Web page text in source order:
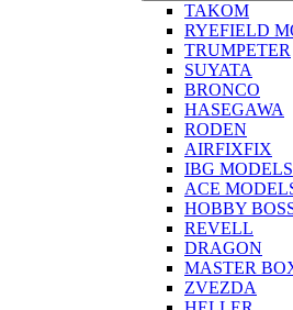
TAKOM
RYEFIELD
TRUMPETER
SUYATA
BRONCO
HASEGAWA
RODEN
AIRFIXFIX
IBG MODELS
ACE
HOBBY
REVELL
DRAGON
MASTER
ZVEZDA